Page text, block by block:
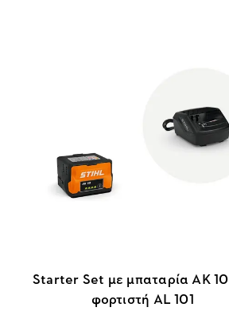
Starter Set με μπαταρία AK 10
φορτιστή AL 101